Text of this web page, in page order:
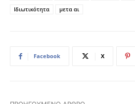
Ιδιωτικότητα
μετα αι
Facebook X